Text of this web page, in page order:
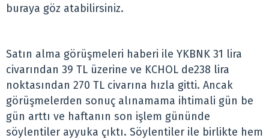
buraya göz atabilirsiniz.
Satın alma görüşmeleri haberi ile YKBNK 31 lira
civarından 39 TL üzerine ve KCHOL de238 lira
noktasından 270 TL civarına hızla gitti. Ancak
görüşmelerden sonuç alınamama ihtimali gün be
gün arttı ve haftanın son işlem gününde
söylentiler ayyuka çıktı. Söylentiler ile birlikte hem